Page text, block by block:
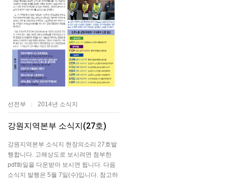
선전부 | 2014년 소식지
강원지역본부 소식지(27호)
강원지역본부 소식지 현장의소리 27호발
행합니다. 고해상도로 보시려면 첨부한
pdf화일을 다운받아 보시면 됩니다. 다음
소식지 발행은 5월 7일(수)입니다. 참고하